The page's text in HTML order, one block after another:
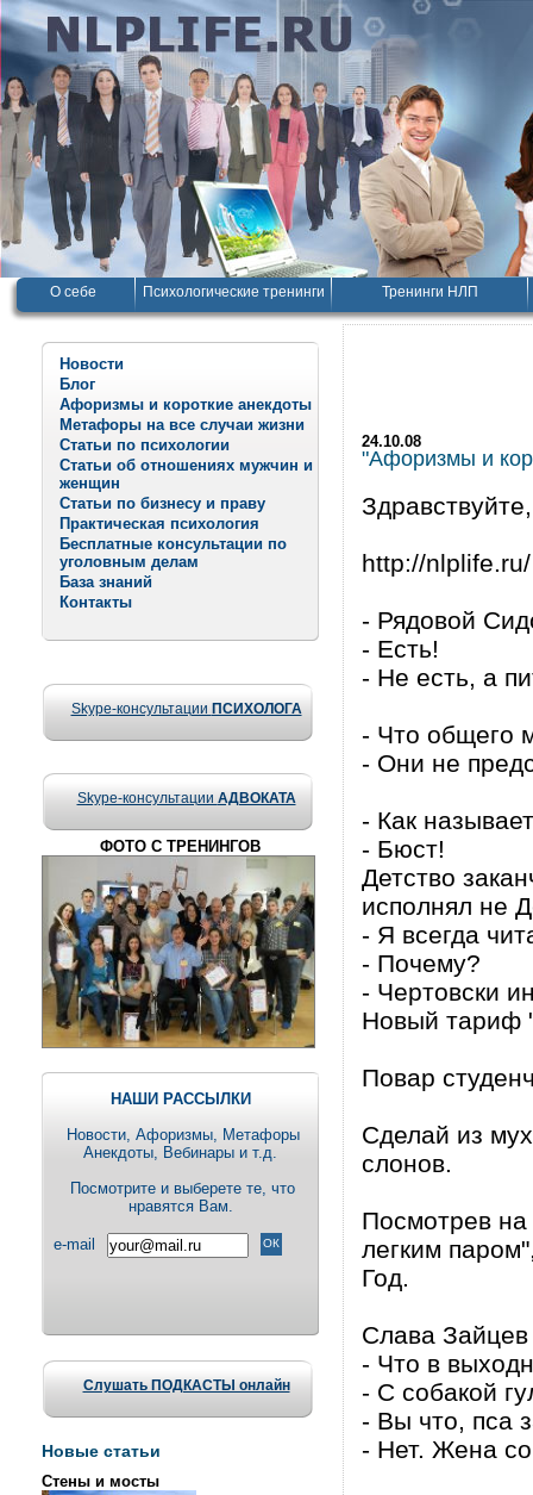
О себе Психологические тренинги Тренинги НЛП
Новости
Блог
Афоризмы и короткие анекдоты
Метафоры на все случаи жизни
Статьи по психологии
Статьи об отношениях мужчин и
женщин
Статьи по бизнесу и праву
Практическая психология
Бесплатные консультации по
уголовным делам
База знаний
Контакты
Skype-консультации ПСИХОЛОГА
Skype-консультации АДВОКАТА
ФОТО С ТРЕНИНГОВ
НАШИ РАССЫЛКИ
Новости, Aфоризмы, Метафоры
Анекдоты, Вебинары и т.д.
Посмотрите и выберете те, что
нравятся Вам.
e-mail
Слушать ПОДКАСТЫ онлайн
Новые статьи
Стены и мосты
24.10.08
"Афоризмы и
http://nlplife.ru/
- Рядовой
- Есть!
- Не есть, а
- Что общего
- Они не
- Как
- Бюст!
Детство
исполнял не
- Я всегда
- Почему?
- Чертовски
Новый тариф
Повар
Сделай из
слонов.
Посмотрев
легким
Год.
Слава
- Что в
- С собакой
- Вы что, пса
- Нет. Жена